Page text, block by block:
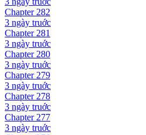
Chapter282
3 ngày truớc
Chapter281
3 ngày truớc
Chapter280
3 ngày truớc
Chapter279
3 ngày truớc
Chapter278
3 ngày truớc
Chapter277
3 ngày truớc